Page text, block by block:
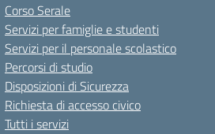
Corso Serale
Servizi per famiglie e studenti
Servizi per il personale scolastico
Percorsi di studio
Disposizioni di Sicurezza
Richiesta di accesso civico
Tutti i servizi